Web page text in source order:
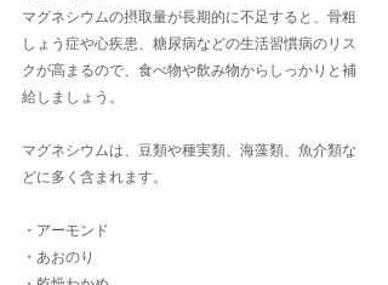
マグネシウムの摂取量が長期的に不足すると、骨粗
しょう症や心疾患、糖尿病などの生活習慣病のリス
クが高まるので、食べ物や飲み物からしっかりと補
給しましょう。
マグネシウムは、豆類や種実類、海藻類、魚介類な
どに多く含まれます。
・アーモンド
・あおのり